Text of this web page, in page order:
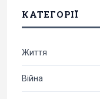
КАТЕГОРІЇ
Життя
Війна